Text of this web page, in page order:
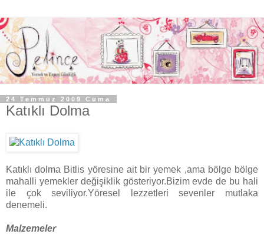
24 Temmuz 2009 Cuma
Katıklı Dolma
Katıklı dolma Bitlis yöresine ait bir yemek ,ama bölge bölge
mahalli yemekler değişiklik gösteriyor.Bizim evde de bu hali
ile çok seviliyor.Yöresel lezzetleri sevenler mutlaka
denemeli.
Malzemeler